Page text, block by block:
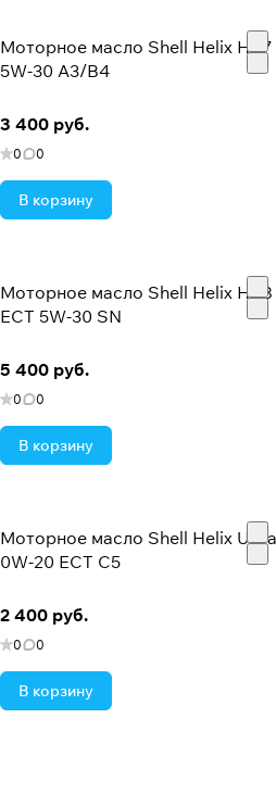
Моторное масло Shell Helix HX7
5W-30 A3/B4
3 400 руб.
0 0
В корзину
Моторное масло Shell Helix HX8
ECT 5W-30 SN
5 400 руб.
0 0
В корзину
Моторное масло Shell Helix Ultra
0W-20 ECT C5
2 400 руб.
0 0
В корзину